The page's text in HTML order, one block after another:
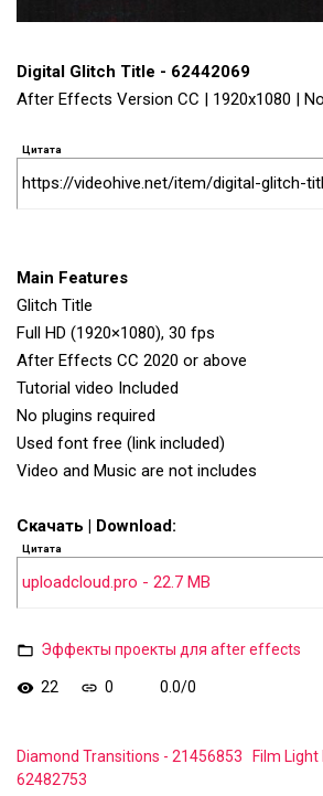
Digital Glitch Title - 62442069
After Effects Version CC | 1920x1080 |
Цитата
https://videohive.net/item/digital-glitch-
Main Features
Glitch Title
Full HD (1920×1080), 30 fps
After Effects CC 2020 or above
Tutorial video Included
No plugins required
Used font free (link included)
Video and Music are not includes
Скачать | Download:
Цитата
uploadcloud.pro - 22.7 MB
Эффекты проекты для after effects
22 0 0.0/0
Diamond Transitions - 21456853
Film
62482753